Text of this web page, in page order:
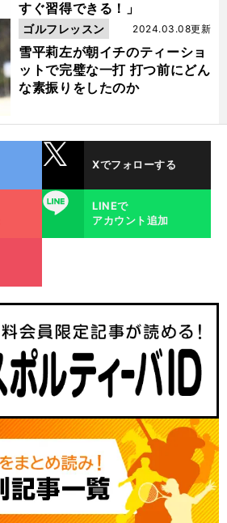
すぐ習得できる！」
雪平莉左が朝イチのティーショ
ットで完璧な一打 打つ前にどん
な素振りをしたのか
2024.03.08更新
ゴルフレッスン
Xでフォローする
LINE
LINEで
アカウント追加